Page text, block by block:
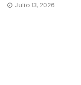
Julio 13, 2026